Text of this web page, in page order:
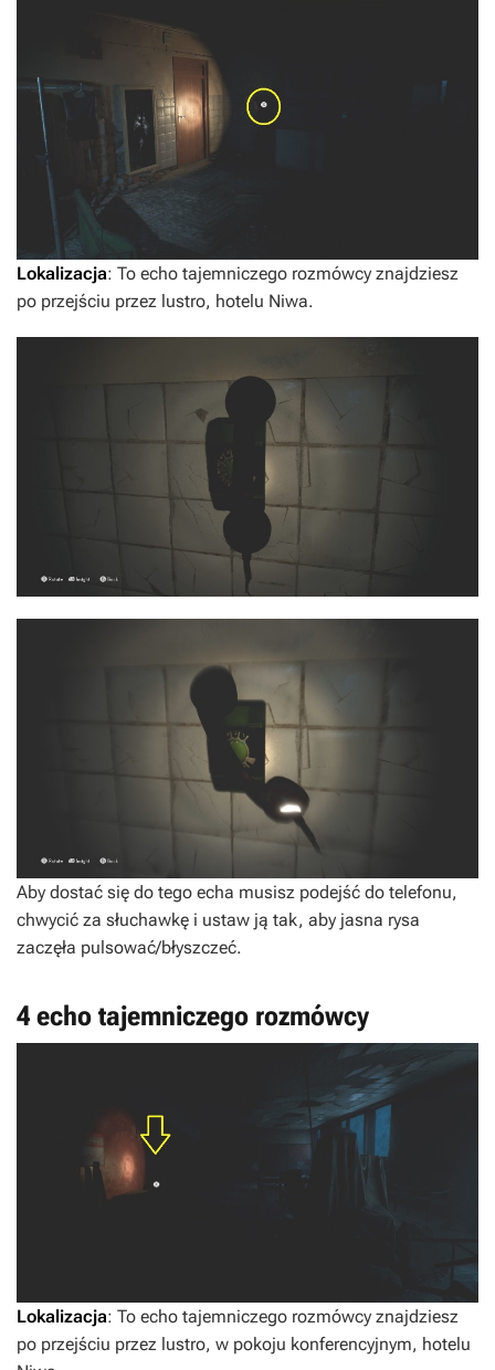
Lokalizacja: To echo tajemniczego rozmówcy znajdziesz
po przejściu przez lustro, hotelu Niwa.
Aby dostać się do tego echa musisz podejść do telefonu,
chwycić za słuchawkę i ustaw ją tak, aby jasna rysa
zaczęła pulsować/błyszczeć.
4 echo tajemniczego rozmówcy
Lokalizacja: To echo tajemniczego rozmówcy znajdziesz
po przejściu przez lustro, w pokoju konferencyjnym, hotelu